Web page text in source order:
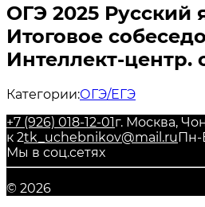
ОГЭ 2025 Русский
Итоговое
Интеллект-центр.
Категории:ОГЭ/ЕГЭ
+7 (926) 018-12-01г. Москва,
к 2tk_uchebnikov@mail.ruПн-
Мы в соц.сетях
© 2026